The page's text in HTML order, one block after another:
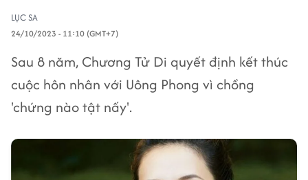
LỤC SA
24/10/2023 - 11:10 (GMT+7)
Sau 8 năm, Chương Tử Di quyết định kết thúc
cuộc hôn nhân với Uông Phong vì chồng
'chứng nào tật nấy'.